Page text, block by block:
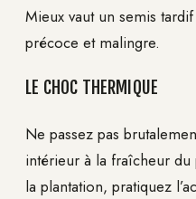
Mieux vaut un semis
précoce et malingre.
LE CHOC THERMIQUE
Ne passez pas
intérieur à la fraîcheur du
la plantation, pratiquez